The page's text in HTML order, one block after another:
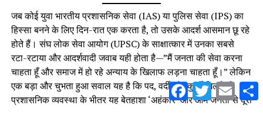
जब कोई युवा भारतीय प्रशासनिक सेवा (IAS) या पुलिस सेवा (IPS) का
हिस्सा बनने के लिए दिन-रात एक करता है, तो उसके आदर्श आसमान छू रहे
होते हैं। संघ लोक सेवा आयोग (UPSC) के साक्षात्कार में उनका सबसे
रटा-रटाया और आदर्शवादी जवाब यही होता है—”मैं जनता की सेवा करना
चाहता हूँ और समाज में हो रहे अन्याय के खिलाफ लड़ना चाहता हूँ।” लेकिन
एक बड़ा और चुभता हुआ सवाल यह है कि पद, वर्दी और कुर्सी मिलते ही
प्रशासनिक व्यवस्था के भीतर यह बेतहाशा ‘अहंकार’ और आम जनता से दूरी
Facebook
TwitterEmail